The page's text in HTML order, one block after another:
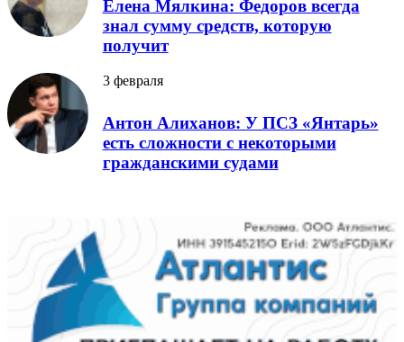
Елена Мялкина: Федоров всегда
знал сумму средств, которую
получит
3 февраля
Антон Алиханов: У ПСЗ «Янтарь»
есть сложности с некоторыми
гражданскими судами